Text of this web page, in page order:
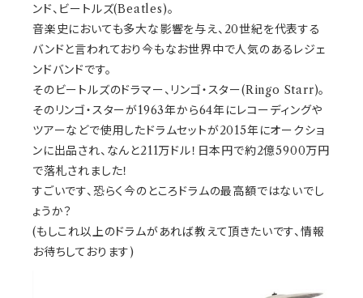
ンド、ビートルズ(Beatles)。
音楽史においても多大な影響を与え、20世紀を代表する
バンドと言われており今もなお世界中で人気のあるレジェ
ンドバンドです。
そのビートルズのドラマー、リンゴ・スター(Ringo Starr)。
そのリンゴ・スターが1963年から64年にレコーディングや
ツアーなどで使用したドラムセットが2015年にオークショ
ンに出品され、なんと211万ドル！日本円で約2億5900万円
で落札されました！
すごいです、恐らく今のところドラムの最高額ではないでし
ょうか？
(もしこれ以上のドラムがあれば教えて頂きたいです、情報
お待ちしております)